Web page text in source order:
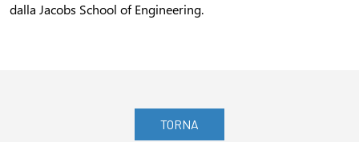
dalla Jacobs School of Engineering.
TORNA